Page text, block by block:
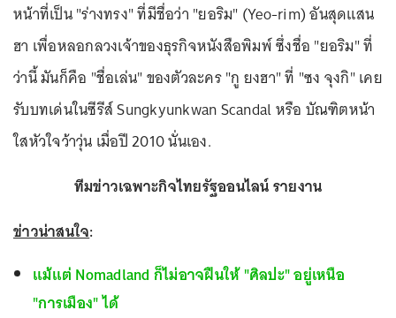
หน้าที่เป็น "ร่างทรง" ที่มีชื่อว่า "ยอริม" (Yeo-rim) อันสุดแสน
ฮา เพื่อหลอกลวงเจ้าของธุรกิจหนังสือพิมพ์ ซึ่งชื่อ "ยอริม" ที่
ว่านี้ มันก็คือ "ชื่อเล่น" ของตัวละคร "กู ยงฮา" ที่ "ซง จุงกิ" เคย
รับบทเด่นในซีรีส์ Sungkyunkwan Scandal หรือ บัณฑิตหน้า
ใสหัวใจว้าวุ่น เมื่อปี 2010 นั่นเอง.
ทีมข่าวเฉพาะกิจไทยรัฐออนไลน์ รายงาน
ข่าวน่าสนใจ:
แม้แต่ Nomadland ก็ไม่อาจฝืนให้ "ศิลปะ" อยู่เหนือ
"การเมือง" ได้